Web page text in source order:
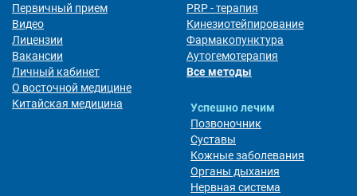
Первичный прием
Видео
Лицензии
Вакансии
Личный кабинет
О восточной медицине
Китайская медицина
PRP - терапия
Кинезиотейпирование
Фармакопунктура
Аутогемотерапия
Все методы
Успешно лечим
Позвоночник
Суставы
Кожные заболевания
Органы дыхания
Нервная система